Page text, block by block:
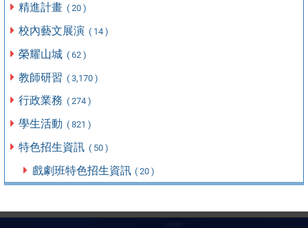
精進計畫 ( 20 )
校內藝文展演 ( 14 )
榮耀山城 ( 62 )
教師研習 ( 3,170 )
行政業務 ( 274 )
學生活動 ( 821 )
特色招生資訊 ( 50 )
戲劇班特色招生資訊 ( 20 )